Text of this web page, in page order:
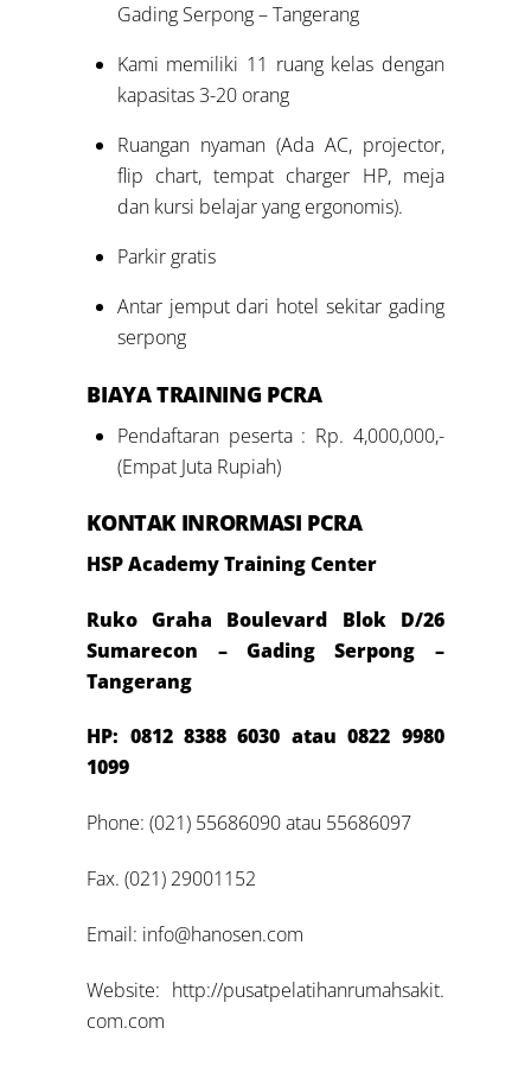
Gading Serpong – Tangerang
Kami memiliki 11 ruang kelas dengan
kapasitas 3-20 orang
Ruangan nyaman (Ada AC, projector,
flip chart, tempat charger HP, meja
dan kursi belajar yang ergonomis).
Parkir gratis
Antar jemput dari hotel sekitar gading
serpong
BIAYA TRAINING PCRA
Pendaftaran peserta : Rp. 4,000,000,-
(Empat Juta Rupiah)
KONTAK INRORMASI PCRA
HSP Academy Training Center
Ruko Graha Boulevard Blok D/26
Sumarecon – Gading Serpong –
Tangerang
HP: 0812 8388 6030 atau 0822 9980
1099
Phone: (021) 55686090 atau 55686097
Fax. (021) 29001152
Email: info@hanosen.com
Website: http://pusatpelatihanrumahsakit.
com.com